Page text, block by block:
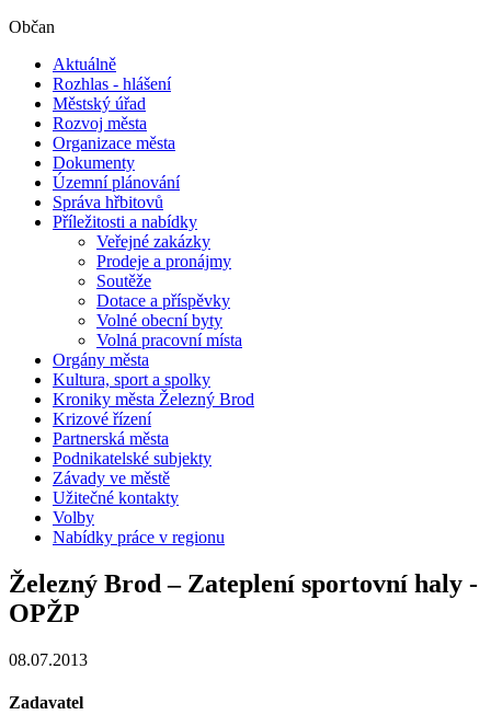
Občan
Aktuálně
Rozhlas - hlášení
Městský úřad
Rozvoj města
Organizace města
Dokumenty
Územní plánování
Správa hřbitovů
Příležitosti a nabídky
Veřejné zakázky
Prodeje a pronájmy
Soutěže
Dotace a příspěvky
Volné obecní byty
Volná pracovní místa
Orgány města
Kultura, sport a spolky
Kroniky města Železný Brod
Krizové řízení
Partnerská města
Podnikatelské subjekty
Závady ve městě
Užitečné kontakty
Volby
Nabídky práce v regionu
Železný Brod – Zateplení sportovní haly -
OPŽP
08.07.2013
Zadavatel